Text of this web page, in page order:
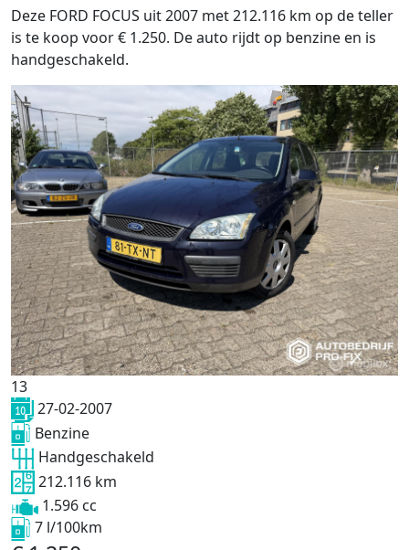
Deze FORD FOCUS uit 2007 met 212.116 km op de teller
is te koop voor € 1.250. De auto rijdt op benzine en is
handgeschakeld.
13
27-02-2007
Benzine
Handgeschakeld
212.116 km
1.596 cc
7 l/100km